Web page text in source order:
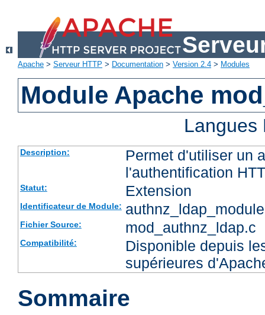
Apache > Serveur HTTP > Documentation > Version 2.4 > Modules
Module Apache
Description:
Permet d'utiliser un
l'authentification
Statut: Extension
Identificateur de Module: authnz_ldap_module
Fichier Source: mod_authnz_ldap.c
Compatibilité:
Disponible depuis
supérieures
Sommaire